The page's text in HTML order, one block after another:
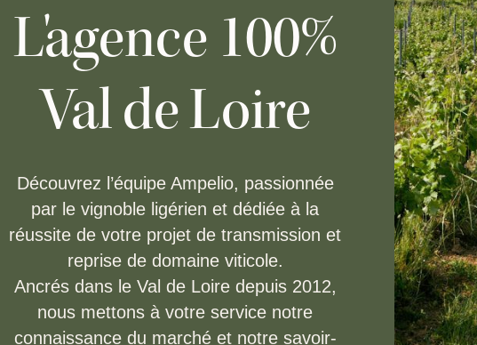
L'agence 100%
Val de Loire
Découvrez l’équipe Ampelio, passionnée
par le vignoble ligérien et dédiée à la
réussite de votre projet de transmission et
reprise de domaine viticole.
Ancrés dans le Val de Loire depuis 2012,
nous mettons à votre service notre
connaissance du marché et notre savoir-